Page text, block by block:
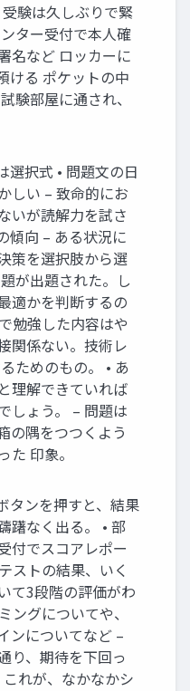
受験は久しぶりで緊
ター受付で本人確
名など ロッカーに
ける ポケットの中
験部屋に通され、
選択式 • 問題文の日
しい – 致命的にお
いが読解力を試さ
傾向 – ある状況に
策を選択肢から選
が出題された。し
適かを判断するの
勉強した内容はや
関係ない。技術レ
ためのもの。 • あ
理解できていれば
しょう。 – 問題は
の隅をつつくよう
た 印象。
タンを押すと、結果
躇なく出る。 • 部
付でスコアレポー
ストの結果、いく
て3段階の評価がわ
ングについてや、
ンについてなど –
り、期待を下回っ
れが、なかなかシ